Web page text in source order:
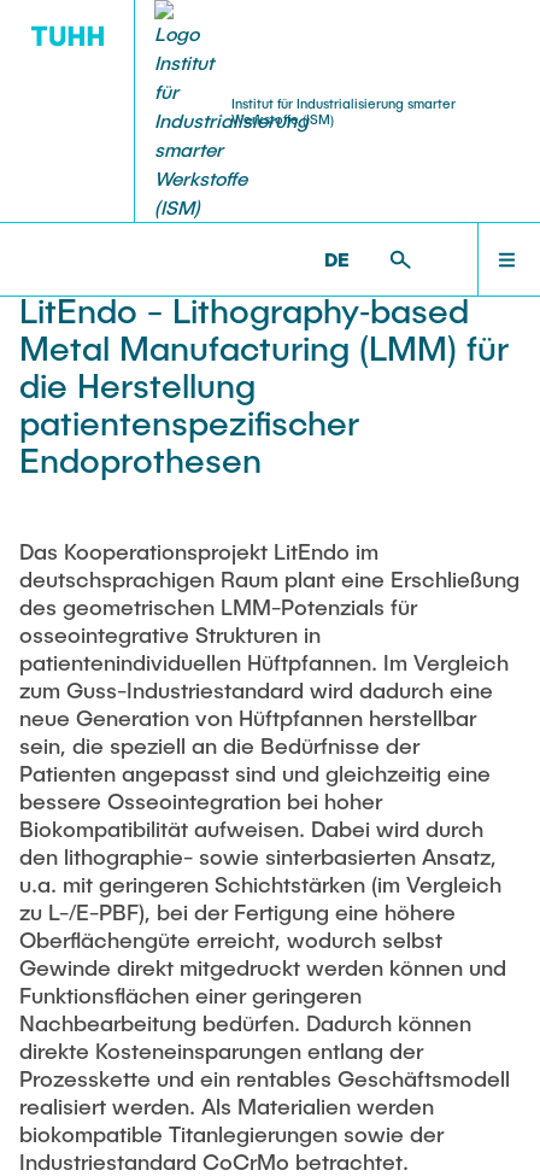
Institut für Industrialisierung smarter
Werkstoffe (ISM)
DE
MITARBEITENDE
FORSCHUNG
FORSCHUNG
BRAVE
FlexMat3D
GENSPIN
KoPro-VR
LitEndo
LuMEX-HT
ILSC-APP
SFB1615 “SMART Reactors”
STUDENTISCHE ARBEITEN
FORSCHUNG >LITENDO
LitEndo - Lithography‐based
Metal Manufacturing (LMM) für
die Herstellung
patientenspezifischer
Endoprothesen
Das Kooperationsprojekt LitEndo im
deutschsprachigen Raum plant eine Erschließung
des geometrischen LMM-Potenzials für
osseointegrative Strukturen in
patientenindividuellen Hüftpfannen. Im Vergleich
zum Guss-Industriestandard wird dadurch eine
neue Generation von Hüftpfannen herstellbar
sein, die speziell an die Bedürfnisse der
Patienten angepasst sind und gleichzeitig eine
bessere Osseointegration bei hoher
Biokompatibilität aufweisen. Dabei wird durch
den lithographie- sowie sinterbasierten Ansatz,
u.a. mit geringeren Schichtstärken (im Vergleich
zu L-/E-PBF), bei der Fertigung eine höhere
Oberflächengüte erreicht, wodurch selbst
Gewinde direkt mitgedruckt werden können und
Funktionsflächen einer geringeren
Nachbearbeitung bedürfen. Dadurch können
direkte Kosteneinsparungen entlang der
Prozesskette und ein rentables Geschäftsmodell
realisiert werden. Als Materialien werden
biokompatible Titanlegierungen sowie der
Industriestandard CoCrMo betrachtet.